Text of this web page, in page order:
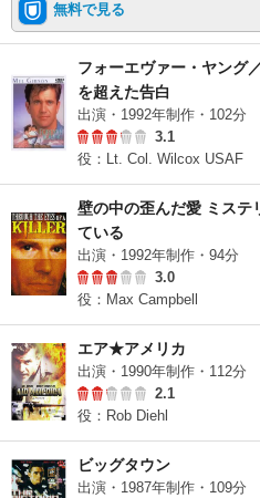
無料で見る
フォーエヴァー・ヤング
を超えた告白
出演・1992年制作・102分
3.1
役：Lt. Col. Wilcox USAF
壁の中の歪んだ愛 ミステ
ている
出演・1992年制作・94分
3.0
役：Max Campbell
エア★アメリカ
出演・1990年制作・112分
2.1
役：Rob Diehl
ビッグタウン
出演・1987年制作・109分